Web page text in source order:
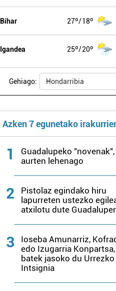
Bihar 27º 18º
Igandea 25º 20º
Gehiago: Hondarribia
Azken 7 egunetako
1
Guadalupeko "novenak",
aurten lehenago
2
Pistolaz egindako hiru
lapurreten ustezko
atxilotu dute
3
Ioseba Amunarriz,
edo Izugarria Konpartsa,
batek jasoko du Urrezko
Intsignia